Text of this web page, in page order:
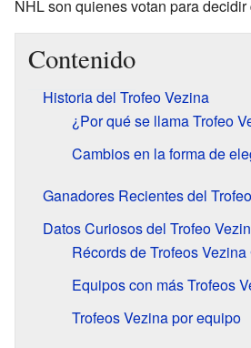
NHL son quienes votan para
Contenido
Historia del Trofeo Vezina
¿Por qué se llama Trofeo
Cambios en la forma de
Ganadores Recientes del
Datos Curiosos del Trofeo
Récords de Trofeos
Equipos con más Trofeos
Trofeos Vezina por equipo